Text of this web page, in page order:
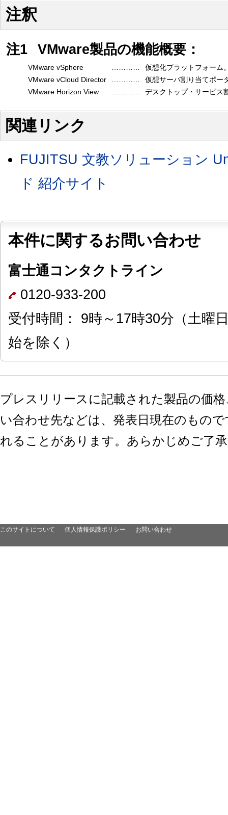
注釈
注1 VMware製品の機能概要：
VMware vSphere …………
仮想化プラットフォーム
VMware vCloud Director
…………
仮想サーバ割り当てポー
VMware Horizon View
………… デスクトップ・サービス
関連リンク
FUJITSU 文教ソリューション
ド 紹介サイト
本件に関するお問い合わせ
富士通コンタクトライン
0120-933-200
受付時間： 9時～17時30分（土曜
始を除く）
プレスリリースに記載された製品の価
い合わせ先などは、発表日現在のもの
れることがあります。あらかじめご了
このサイトについて 個人情報保護ポリシー お問い合わせ